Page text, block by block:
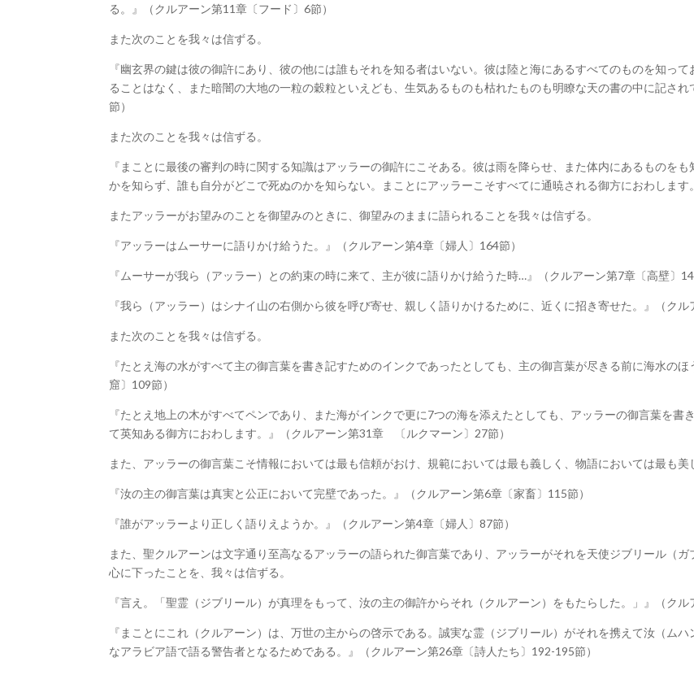
る。』（クルアーン第11章〔フード〕6節）
また次のことを我々は信ずる。
『幽玄界の鍵は彼の御許にあり、彼の他には誰もそれを知る者はいない。彼は陸と海にあるすべてのものを知っ
ることはなく、また暗闇の大地の一粒の穀粒といえども、生気あるものも枯れたものも明瞭な天の書の中に記さ
節）
また次のことを我々は信ずる。
『まことに最後の審判の時に関する知識はアッラーの御許にこそある。彼は雨を降らせ、また体内にあるものを
かを知らず、誰も自分がどこで死ぬのかを知らない。まことにアッラーこそすべてに通暁される御方におわします
またアッラーがお望みのことを御望みのときに、御望みのままに語られることを我々は信ずる。
『アッラーはムーサーに語りかけ給うた。』（クルアーン第4章〔婦人〕164節）
『ムーサーが我ら（アッラー）との約束の時に来て、主が彼に語りかけ給うた時…』（クルアーン第7章〔高壁〕
『我ら（アッラー）はシナイ山の右側から彼を呼び寄せ、親しく語りかけるために、近くに招き寄せた。』（クル
また次のことを我々は信ずる。
『たとえ海の水がすべて主の御言葉を書き記すためのインクであったとしても、主の御言葉が尽きる前に海水の
窟〕109節）
『たとえ地上の木がすべてペンであり、また海がインクで更に7つの海を添えたとしても、アッラーの御言葉を
て英知ある御方におわします。』（クルアーン第31章 〔ルクマーン〕27節）
また、アッラーの御言葉こそ情報においては最も信頼がおけ、規範においては最も義しく、物語においては最も美
『汝の主の御言葉は真実と公正において完壁であった。』（クルアーン第6章〔家畜〕115節）
『誰がアッラーより正しく語りえようか。』（クルアーン第4章〔婦人〕87節）
また、聖クルアーンは文字通り至高なるアッラーの語られた御言葉であり、アッラーがそれを天使ジブリール（
心に下ったことを、我々は信ずる。
『言え。「聖霊（ジブリール）が真理をもって、汝の主の御許からそれ（クルアーン）をもたらした。」』（クル
『まことにこれ（クルアーン）は、万世の主からの啓示である。誠実な霊（ジブリール）がそれを携えて汝（ム
なアラビア語で語る警告者となるためである。』（クルアーン第26章〔詩人たち〕192-195節）